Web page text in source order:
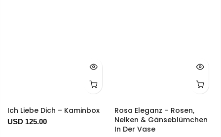
Ich Liebe Dich – Kaminbox
USD 125.00
Rosa Eleganz – Rosen,
Nelken & Gänseblümchen
In Der Vase